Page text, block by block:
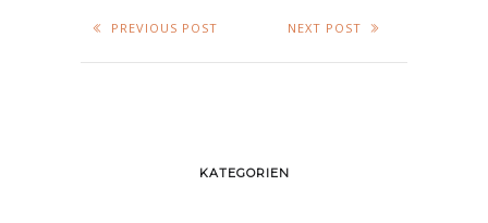
PREVIOUS POST NEXT POST
KATEGORIEN